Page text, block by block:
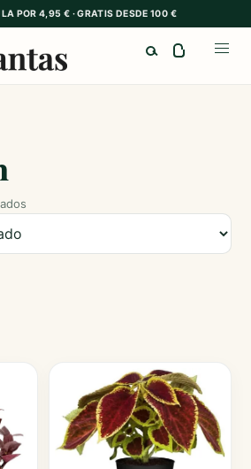
POR 4,95 € · GRATIS DESDE 100 €